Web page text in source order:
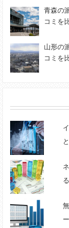
青森の
コミを
山形の
コミを